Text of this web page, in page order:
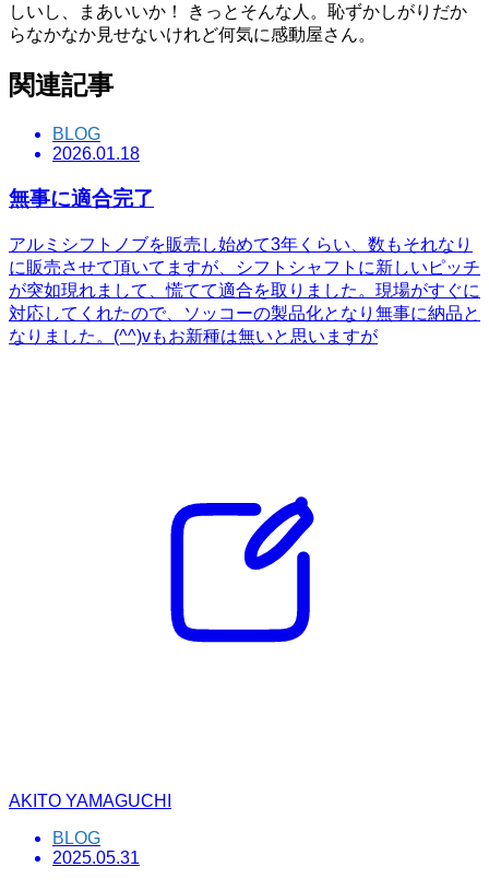
しいし、まあいいか！ きっとそんな人。恥ずかしがりだか
らなかなか見せないけれど何気に感動屋さん。
関連記事
BLOG
2026.01.18
無事に適合完了
アルミシフトノブを販売し始めて3年くらい、数もそれなり
に販売させて頂いてますが、シフトシャフトに新しいピッチ
が突如現れまして、慌てて適合を取りました。現場がすぐに
対応してくれたので、ソッコーの製品化となり無事に納品と
なりました。(^^)vもお新種は無いと思いますが
AKITO YAMAGUCHI
BLOG
2025.05.31